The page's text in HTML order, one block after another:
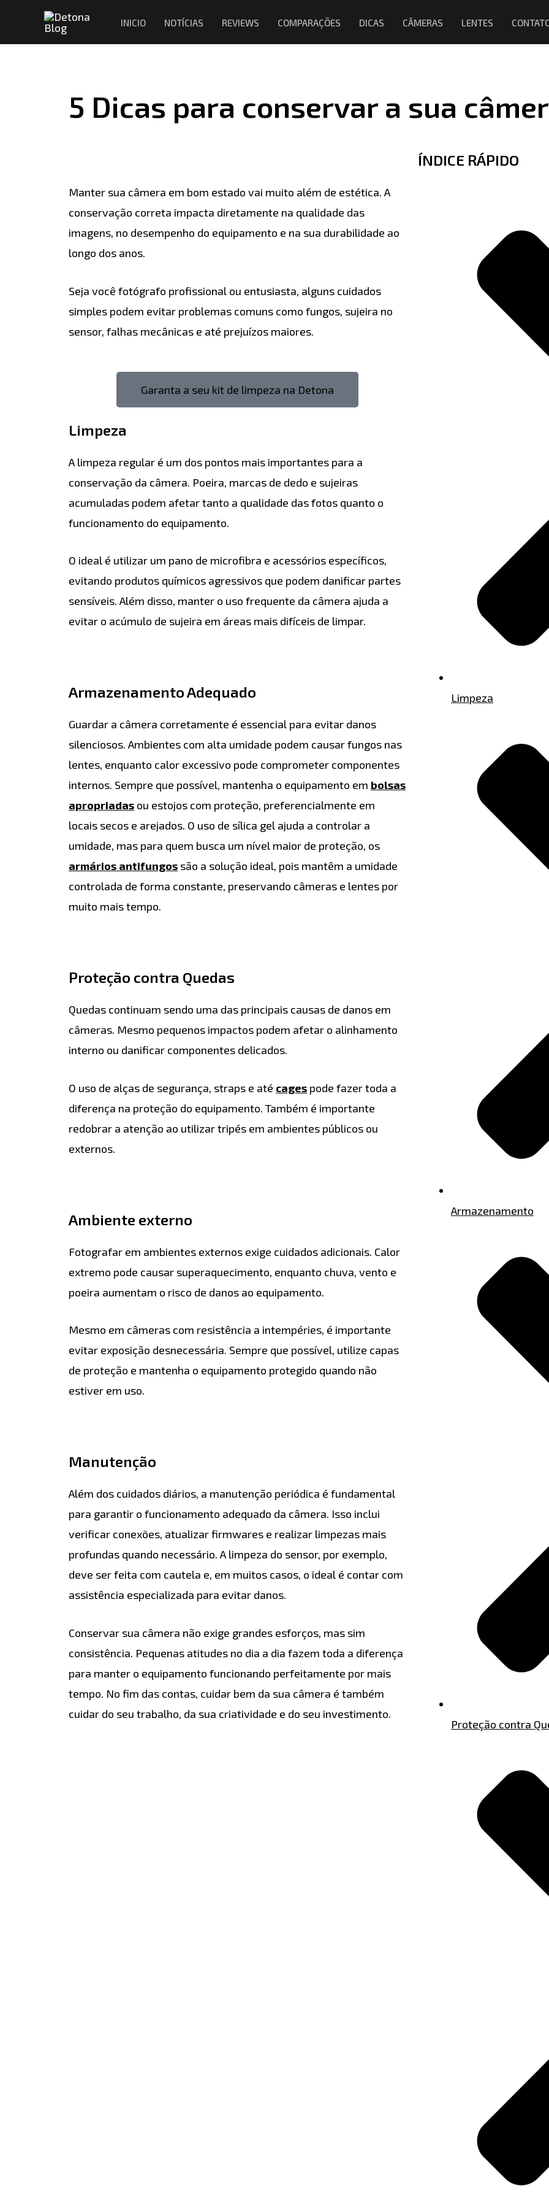
INICIO NOTÍCIAS REVIEWS COMPARAÇÕES DICAS CÂMERAS LENTES
5 Dicas para conservar a sua
Manter sua câmera em bom estado vai muito além de estética. A
conservação correta impacta diretamente na qualidade das
imagens, no desempenho do equipamento e na sua durabilidade ao
longo dos anos.
Seja você fotógrafo profissional ou entusiasta, alguns cuidados
simples podem evitar problemas comuns como fungos, sujeira no
sensor, falhas mecânicas e até prejuízos maiores.
Garanta a seu kit de limpeza na Detona
Limpeza
A limpeza regular é um dos pontos mais importantes para a
conservação da câmera. Poeira, marcas de dedo e sujeiras
acumuladas podem afetar tanto a qualidade das fotos quanto o
funcionamento do equipamento.
O ideal é utilizar um pano de microfibra e acessórios específicos,
evitando produtos químicos agressivos que podem danificar partes
sensíveis. Além disso, manter o uso frequente da câmera ajuda a
evitar o acúmulo de sujeira em áreas mais difíceis de limpar.
Armazenamento Adequado
Guardar a câmera corretamente é essencial para evitar danos
silenciosos. Ambientes com alta umidade podem causar fungos nas
lentes, enquanto calor excessivo pode comprometer componentes
internos. Sempre que possível, mantenha o equipamento em bolsas
apropriadas ou estojos com proteção, preferencialmente em
locais secos e arejados. O uso de sílica gel ajuda a controlar a
umidade, mas para quem busca um nível maior de proteção, os
armários antifungos são a solução ideal, pois mantêm a umidade
controlada de forma constante, preservando câmeras e lentes por
muito mais tempo.
Proteção contra Quedas
Quedas continuam sendo uma das principais causas de danos em
câmeras. Mesmo pequenos impactos podem afetar o alinhamento
interno ou danificar componentes delicados.
O uso de alças de segurança, straps e até cages pode fazer toda a
diferença na proteção do equipamento. Também é importante
redobrar a atenção ao utilizar tripés em ambientes públicos ou
externos.
Ambiente externo
Fotografar em ambientes externos exige cuidados adicionais. Calor
extremo pode causar superaquecimento, enquanto chuva, vento e
poeira aumentam o risco de danos ao equipamento.
Mesmo em câmeras com resistência a intempéries, é importante
evitar exposição desnecessária. Sempre que possível, utilize capas
de proteção e mantenha o equipamento protegido quando não
estiver em uso.
Manutenção
Além dos cuidados diários, a manutenção periódica é fundamental
para garantir o funcionamento adequado da câmera. Isso inclui
verificar conexões, atualizar firmwares e realizar limpezas mais
profundas quando necessário. A limpeza do sensor, por exemplo,
deve ser feita com cautela e, em muitos casos, o ideal é contar com
assistência especializada para evitar danos.
Conservar sua câmera não exige grandes esforços, mas sim
consistência. Pequenas atitudes no dia a dia fazem toda a diferença
para manter o equipamento funcionando perfeitamente por mais
tempo. No fim das contas, cuidar bem da sua câmera é também
cuidar do seu trabalho, da sua criatividade e do seu investimento.
ÍNDICE RÁPIDO
Limpeza
Armazenamento
Proteção contra
Navegação
de